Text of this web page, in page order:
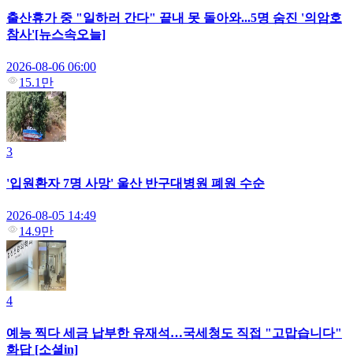
출산휴가 중 "일하러 간다" 끝내 못 돌아와...5명 숨진 '의암호
참사'[뉴스속오늘]
2026-08-06 06:00
15.1만
3
'입원환자 7명 사망' 울산 반구대병원 폐원 수순
2026-08-05 14:49
14.9만
4
예능 찍다 세금 납부한 유재석…국세청도 직접 "고맙습니다"
화답 [소셜in]